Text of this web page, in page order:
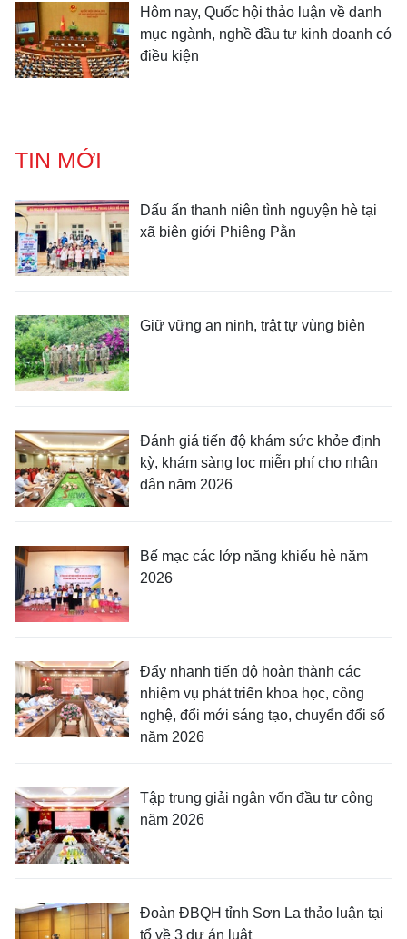
Hôm nay, Quốc hội thảo luận về danh
mục ngành, nghề đầu tư kinh doanh có
điều kiện
TIN MỚI
Dấu ấn thanh niên tình nguyện hè tại
xã biên giới Phiêng Pằn
Giữ vững an ninh, trật tự vùng biên
Đánh giá tiến độ khám sức khỏe định
kỳ, khám sàng lọc miễn phí cho nhân
dân năm 2026
Bế mạc các lớp năng khiếu hè năm
2026
Đẩy nhanh tiến độ hoàn thành các
nhiệm vụ phát triển khoa học, công
nghệ, đổi mới sáng tạo, chuyển đổi số
năm 2026
Tập trung giải ngân vốn đầu tư công
năm 2026
Đoàn ĐBQH tỉnh Sơn La thảo luận tại
tổ về 3 dự án luật